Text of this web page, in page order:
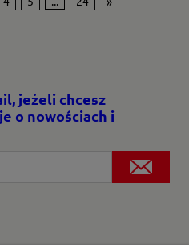
jeżeli chcesz
o nowościach i